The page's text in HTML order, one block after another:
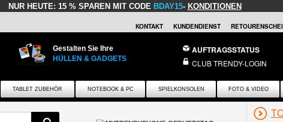
NUR HEUTE: 15 % SPAREN MIT CODE BDAY15- KONDITIONEN
KONTAKT KUNDENDIENST
Gestalten Sie Ihre
HÜLLEN & GADGETS
AUFTRAGSSTATUS
CLUB TRENDY-LOGIN
TABLET ZUBEHÖR NOTEBOOK & PC SPIELKONSOLEN FOTO & VIDEO